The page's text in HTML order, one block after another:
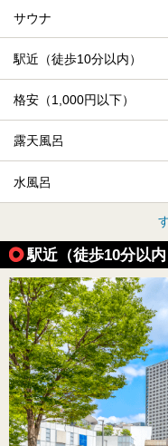
サウナ
駅近（徒歩10分以内）
格安（1,000円以下）
露天風呂
水風呂
駅近（徒歩10分以